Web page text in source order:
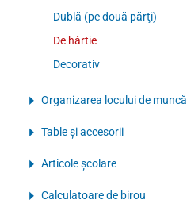
Dublă (pe două părţi)
De hârtie
Decorativ
Organizarea locului de muncă
Table şi accesorii
Articole şcolare
Calculatoare de birou